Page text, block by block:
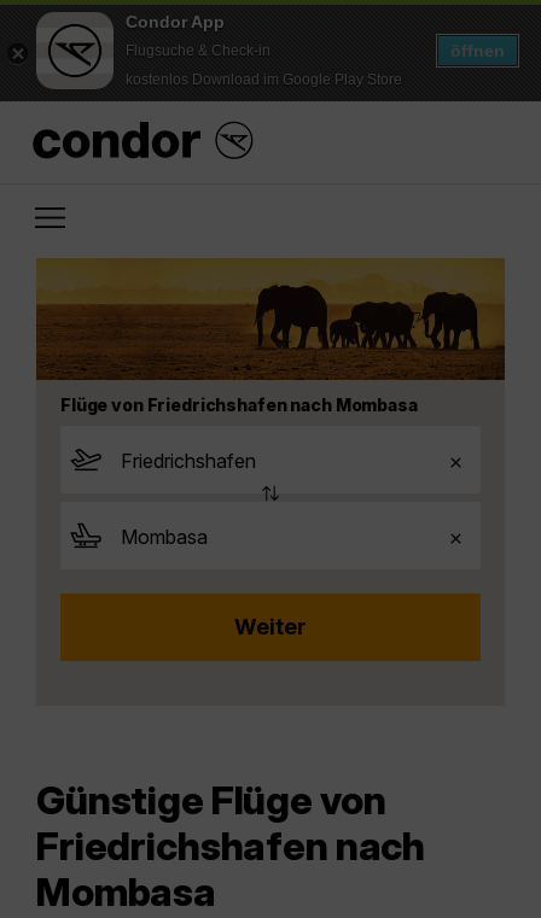
Condor App
Flugsuche & Check-in
kostenlos Download im Google Play Store
öffnen
Flüge von Friedrichshafen nach Mombasa
Günstige Flüge von
Friedrichshafen nach
Mombasa